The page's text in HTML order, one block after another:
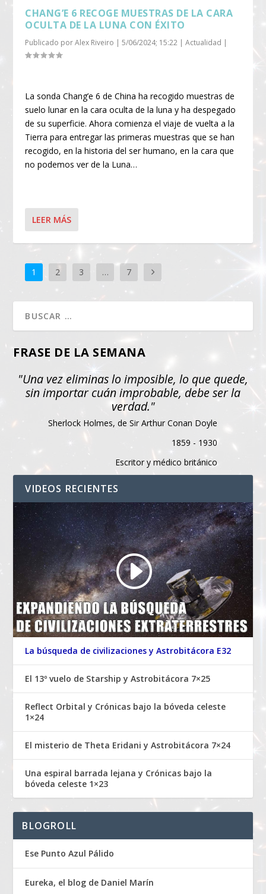
CHANG’E 6 RECOGE MUESTRAS DE LA CARA
OCULTA DE LA LUNA CON ÉXITO
Publicado porAlex Riveiro |5/06/2024; 15:22 |Actualidad |
La sonda Chang’e 6 de China ha recogido muestras de
suelo lunar en la cara oculta de la luna y ha despegado
de su superficie. Ahora comienza el viaje de vuelta a la
Tierra para entregar las primeras muestras que se han
recogido, en la historia del ser humano, en la cara que
no podemos ver de la Luna…
LEER MÁS
1 2 3 … 7
FRASE DE LA SEMANA
"Una vez eliminas lo imposible, lo que quede,
sin importar cuán improbable, debe ser la
verdad."
Sherlock Holmes, de Sir Arthur Conan Doyle
1859 - 1930
Escritor y médico británico
VIDEOS RECIENTES
La búsqueda de civilizaciones y Astrobitácora E32
El 13º vuelo de Starship y Astrobitácora 7×25
Reflect Orbital y Crónicas bajo la bóveda celeste
1×24
El misterio de Theta Eridani y Astrobitácora 7×24
Una espiral barrada lejana y Crónicas bajo la
bóveda celeste 1×23
BLOGROLL
Ese Punto Azul Pálido
Eureka, el blog de Daniel Marín